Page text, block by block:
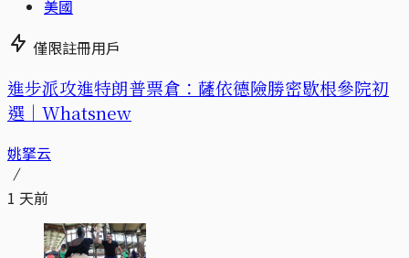
美國
僅限註冊用戶
進步派攻進特朗普票倉：薩依德險勝密歇根參院初
選｜Whatsnew
姚拏云
1 天前